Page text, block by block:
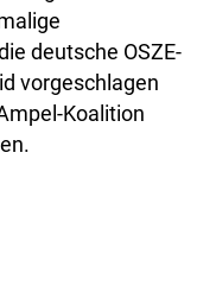
deutsche OSZE-
vorgeschlagen
Koalition